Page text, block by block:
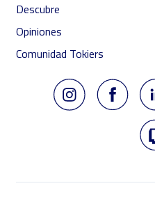
Descubre
Opiniones
Comunidad Tokiers